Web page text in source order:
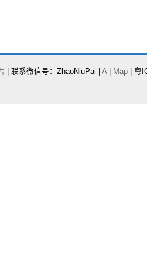
| 联系微信号：ZhaoNiuPai | A| Map | 粤